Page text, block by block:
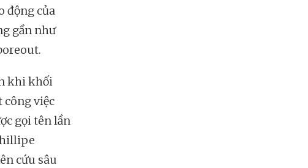
động của
gần như
khi khối
công việc
gọi tên lần
cứu sâu